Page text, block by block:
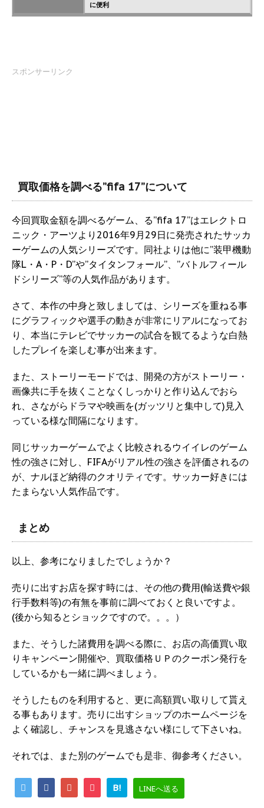
に便利
スポンサーリンク
買取価格を調べる”fifa 17”について
今回買取金額を調べるゲーム、る”fifa 17”はエレクトロ
ニック・アーツより2016年9月29日に発売されたサッカ
ーゲームの人気シリーズです。同社よりは他に”装甲機動
隊L・A・P・D”や”タイタンフォール”、”バトルフィール
ドシリーズ”等の人気作品があります。
さて、本作の中身と致しましては、シリーズを重ねる事
にグラフィックや選手の動きが非常にリアルになってお
り、本当にテレビでサッカーの試合を観てるような白熱
したプレイを楽しむ事が出来ます。
また、ストーリーモードでは、開発の方がストーリー・
画像共に手を抜くことなくしっかりと作り込んでおら
れ、さながらドラマや映画を(ガッツリと集中して)見入
っている様な間隔になります。
同じサッカーゲームでよく比較されるウイイレのゲーム
性の強さに対し、FIFAがリアル性の強さを評価されるの
が、ナルほど納得のクオリティです。サッカー好きには
たまらない人気作品です。
まとめ
以上、参考になりましたでしょうか？
売りに出すお店を探す時には、その他の費用(輸送費や銀
行手数料等)の有無を事前に調べておくと良いですよ。
(後から知るとショックですので。。。）
また、そうした諸費用を調べる際に、お店の高価買い取
りキャンペーン開催や、買取価格ＵＰのクーポン発行を
しているかも一緒に調べましょう。
そうしたものを利用すると、更に高額買い取りして貰え
る事もあります。売りに出すショップのホームページを
よく確認し、チャンスを見逃さない様にして下さいね。
それでは、また別のゲームでも是非、御参考ください。
B! LINEへ送る